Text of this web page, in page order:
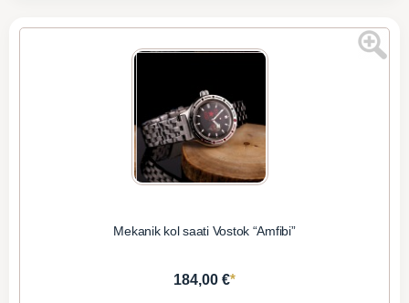
Mekanik kol saati Vostok “Amfibi”
184,00 €*